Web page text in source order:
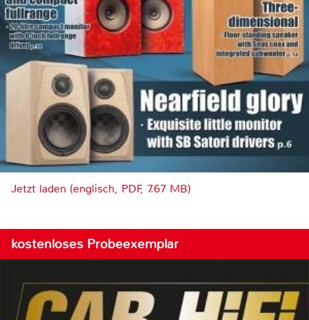
Jetzt laden (englisch, PDF, 7.67 MB)
kostenloses Probeexemplar